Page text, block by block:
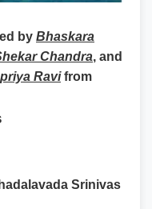
by Bhaskara
Chandra, and
Ravifrom
Srinivas